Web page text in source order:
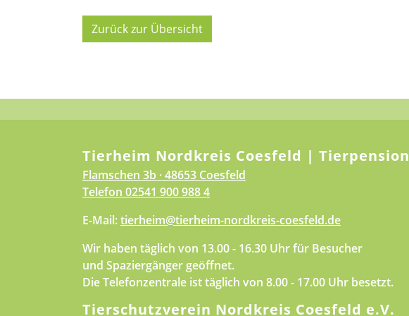
Zurück zur Übersicht
Tierheim Nordkreis Coesfeld | Tierpension
Flamschen 3b · 48653 Coesfeld
Telefon 02541 900 988 4
E-Mail:tierheim@tierheim-nordkreis-coesfeld.de
Wir haben täglich von 13.00 - 16.30 Uhr für Besucher
und Spaziergänger geöffnet.
Die Telefonzentrale ist täglich von 8.00 - 17.00 Uhr besetzt.
Tierschutzverein Nordkreis Coesfeld e.V.